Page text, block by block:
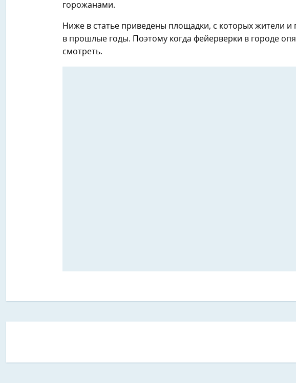
горожанами.
Ниже в статье приведены площадки, с которых жители и
в прошлые годы. Поэтому когда фейерверки в городе
смотреть.